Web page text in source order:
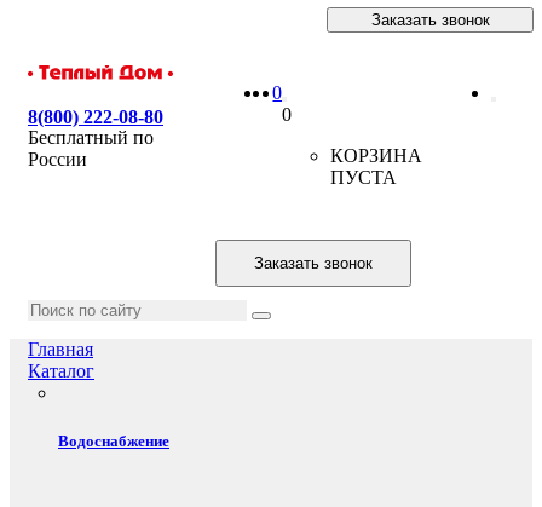
Заказать звонок
8(800) 222-08-80
Бесплатный по
России
0
0
КОРЗИНА
ПУСТА
Заказать звонок
Главная
Каталог
Водоснабжение